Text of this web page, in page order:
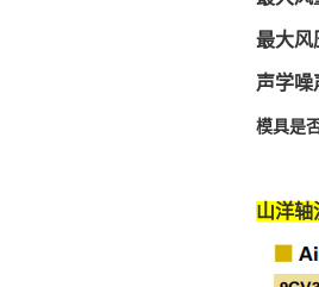
最大风
声学噪
模具是
山洋轴